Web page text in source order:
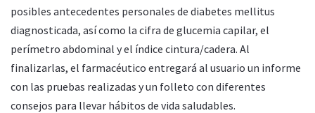
posibles antecedentes personales de diabetes mellitus
diagnosticada, así como la cifra de glucemia capilar, el
perímetro abdominal y el índice cintura/cadera. Al
finalizarlas, el farmacéutico entregará al usuario un informe
con las pruebas realizadas y un folleto con diferentes
consejos para llevar hábitos de vida saludables.